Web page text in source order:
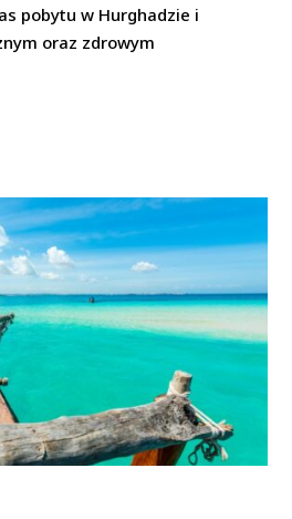
pobytu w Hurghadzie i
oraz zdrowym